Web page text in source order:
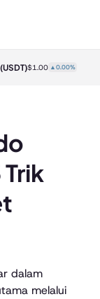
(USDT)$1.00 ▲0.00%
dalam
melalui